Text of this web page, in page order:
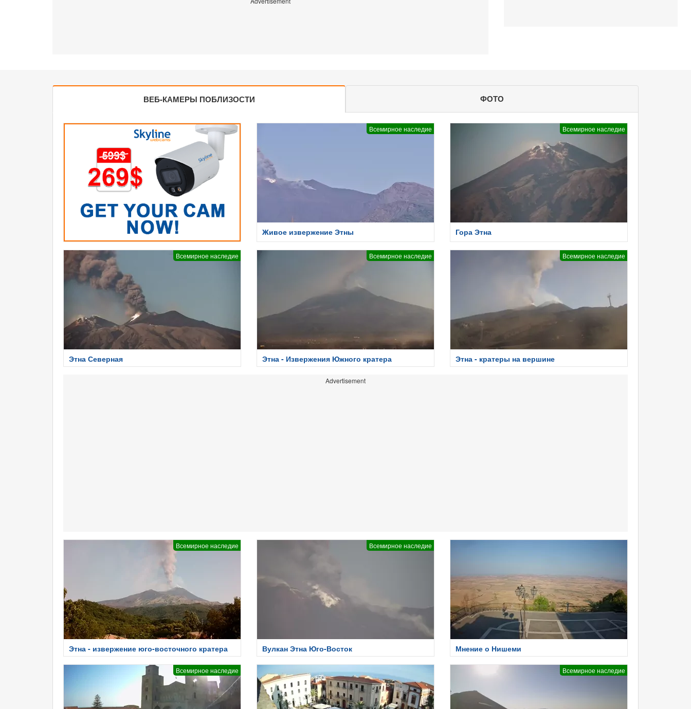
ВЕБ-КАМЕРЫ ПОБЛИЗОСТИ ФОТО
Всемирное наследие
Живое извержение Этны
Всемирное наследие
Гора Этна
Всемирное наследие
Этна Северная
Всемирное наследие
Этна - Извержения Южного кратера
Всемирное наследие
Этна - кратеры на вершине
Advertisement
Всемирное наследие
Этна - извержение юго-восточного кратера
Всемирное наследие
Вулкан Этна Юго-Восток Мнение о Нишеми
Всемирное наследие Всемирное наследие